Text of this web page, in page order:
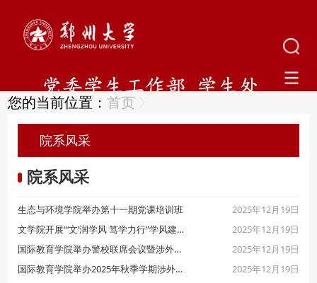
您的当前位置：首页
院系风采
院系风采
生态与环境学院举办第十一期党课培训班
2025年12月19日
文学院开展“‘文’润学风 笃学力行”学风建设系列活动
2025年12月19日
国际教育学院举办警校联席会议暨涉外法治宣讲和涉外业务培训
2025年12月19日
国际教育学院举办2025年秋季学期涉外法治宣讲系列活动
2025年12月19日